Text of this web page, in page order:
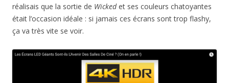
réalisais que la sortie de Wickedet ses couleurs chatoyantes
était l’occasion idéale : si jamais ces écrans sont trop flashy,
ça va très vite se voir.